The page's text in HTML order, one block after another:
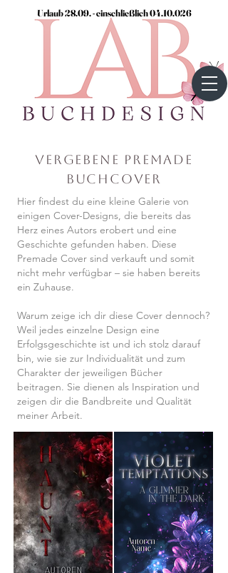
Urlaub 28.09. - einschließlich04.10.026
Vergebene Premade
Buchcover
Hier findest du eine kleine Galerie von
einigen Cover-Designs, die bereits das
Herz eines Autors erobert und eine
Geschichte gefunden haben. Diese
Premade Cover sind verkauft und somit
nicht mehr verfügbar – sie haben bereits
ein Zuhause.
Warum zeige ich dir diese Cover dennoch?
Weil jedes einzelne Design eine
Erfolgsgeschichte ist und ich stolz darauf
bin, wie sie zur Individualität und zum
Charakter der jeweiligen Bücher
beitragen. Sie dienen als Inspiration und
zeigen dir die Bandbreite und Qualität
meiner Arbeit.​